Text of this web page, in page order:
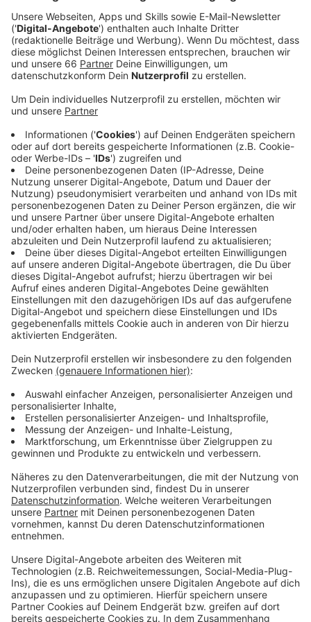
ausgewertet hat. Entscheiden muss das allerdings
der Verkehrsausschuss. Er tagt heute in einer
Woche.
Veröffentlicht:Mittwoch, 10.04.2024 05:52
Anzeige
Der Verkehrsversuch war aus Sicht der
Stadtverwaltung so erfolgreich, dass daraus jetzt ein
Dauerzustand werden soll. Die Zahl der Unfälle sei
ebenso zurückgegangen wie der Verkehrslärm.
Aufenthaltsqualität und Sicherheitsempfinden sind
dagegen gestiegen. Das geht aus den Ergebnissen
mehrerer Umfragen hervor, an denen sich rund
sechseinhalb Tausend Menschen beteiligt haben. Auch
die Geschäftsleute gaben dem Verkehrskonzept
zuletzt die Note "2+". Wenn der Verkehrsausschuss
dem Vorschlag der Verwaltung folgt, sollen die
provisorisch aufgepinselten Radwege dauerhaft
markiert werden.
Anzeige
Weitere Infos und Links zum Thema:
Anzeige
Verkehrsversuch auf der Luegallee: Ausführliche
Mitteilung der Stadt
Verkehrsversuch positiv
Bezirksvertretung: Pläne für mehr Tempo 30 im
Linksrheinischen